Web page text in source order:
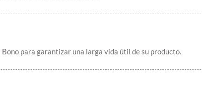
Bono para garantizar una larga vida útil de su producto.